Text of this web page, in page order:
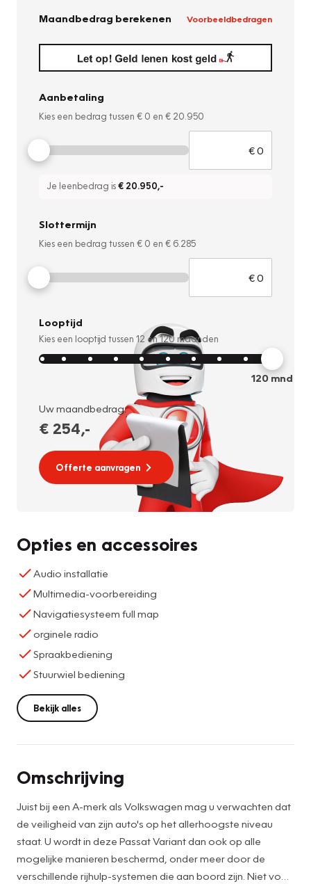
Maandbedrag berekenen Voorbeeldbedragen
Aanbetaling
Kies een bedrag tussen € 0 en € 20.950
Je leenbedrag is€ 20.950,-
Slottermijn
Kies een bedrag tussen € 0 en € 6.285
Looptijd
Kies een looptijd tussen 12 en120 maanden
120mnd
Uw maandbedrag:
€ 254,-
Offerte aanvragen
Opties en accessoires
Audio installatie
Multimedia-voorbereiding
Navigatiesysteem full map
orginele radio
Spraakbediening
Stuurwiel bediening
Bekijk alles
Omschrijving
Juist bij een A-merk als Volkswagen mag u verwachten dat
de veiligheid van zijn auto's op het allerhoogste niveau
staat. U wordt in deze Passat Variant dan ook op alle
mogelijke manieren beschermd, onder meer door de
verschillende rijhulp-systemen die aan boord zijn. Niet voor